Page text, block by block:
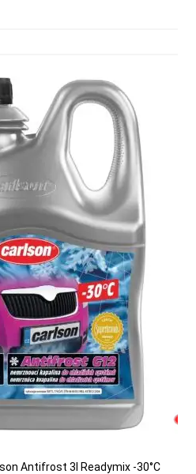
Antifrost 3l Readymix -30°C